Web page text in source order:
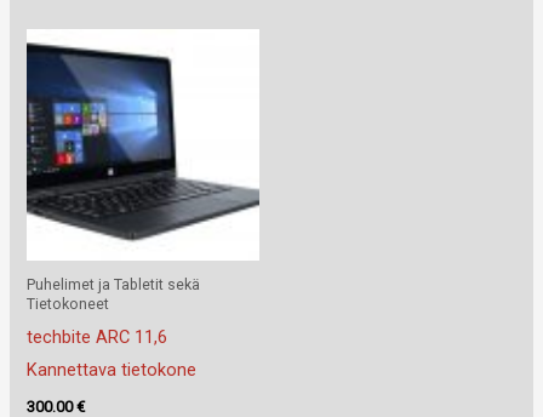
Puhelimet ja Tabletit sekä
Tietokoneet
techbite ARC 11,6
Kannettava tietokone
300.00€